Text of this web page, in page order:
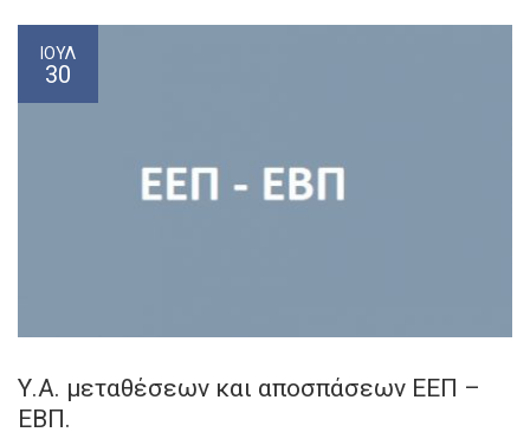
ΙΟΎΛ
30
Υ.Α. μεταθέσεων και αποσπάσεων ΕΕΠ –
ΕΒΠ.